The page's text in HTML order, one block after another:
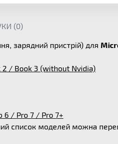
(0)
зарядний пристрій) для
2 / Book 3 (without Nvidia)
6 / Pro 7 / Pro 7+
список моделей можна